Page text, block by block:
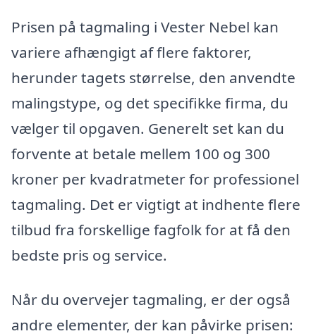
Prisen på tagmaling i Vester Nebel kan
variere afhængigt af flere faktorer,
herunder tagets størrelse, den anvendte
malingstype, og det specifikke firma, du
vælger til opgaven. Generelt set kan du
forvente at betale mellem 100 og 300
kroner per kvadratmeter for professionel
tagmaling. Det er vigtigt at indhente flere
tilbud fra forskellige fagfolk for at få den
bedste pris og service.
Når du overvejer tagmaling, er der også
andre elementer, der kan påvirke prisen: